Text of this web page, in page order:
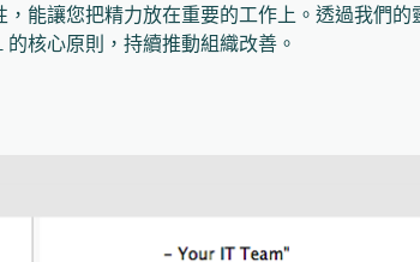
能讓您把精力放在重要的工作上。透過我們的
核心原則，持續推動組織改善。